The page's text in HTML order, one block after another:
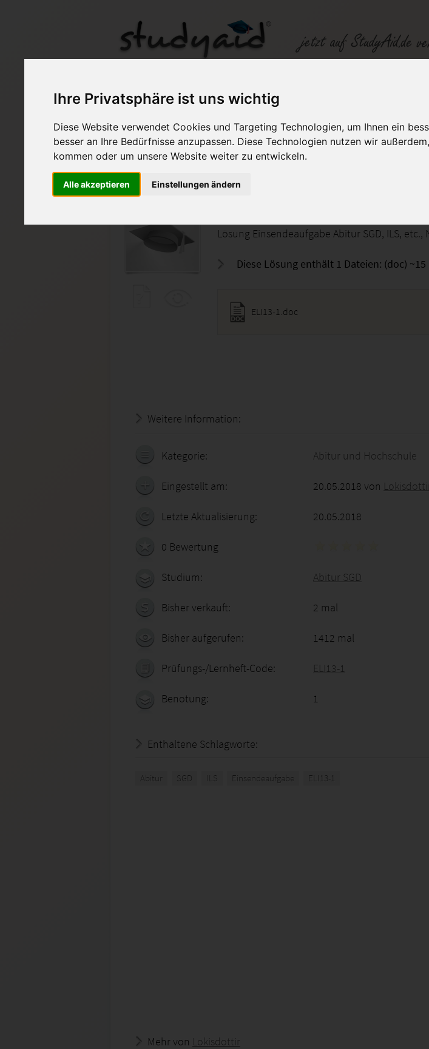
Ihre Privatsphäre ist uns wichtig
Diese Website verwendet Cookies und Targeting Technologien, um Ihnen ein
besser an Ihre Bedürfnisse anzupassen. Diese Technologien nutzen wir
kommen oder um unsere Website weiter zu entwickeln.
Alle akzeptieren Einstellungen ändern
ELI13-1
Auf StudyAid.de verkaufen Kategorien
Lösung Einsendeaufgabe Abitur SGD, ILS, etc.,
Diese Lösung enthält 1 Dateien: (doc) ~15
ELI13-1.doc
Weitere Information:
Kategorie: Abitur und Hochschule
Eingestellt am: 20.05.2018 von
Letzte Aktualisierung: 20.05.2018
0 Bewertung
Studium: Abitur SGD
Bisher verkauft: 2 mal
Bisher aufgerufen: 1412 mal
Prüfungs-/Lernheft-Code: ELI13-1
Benotung: 1
Enthaltene Schlagworte:
Abitur SGD ILS Einsendeaufgabe ELI13-1
Mehr von Lokisdottir